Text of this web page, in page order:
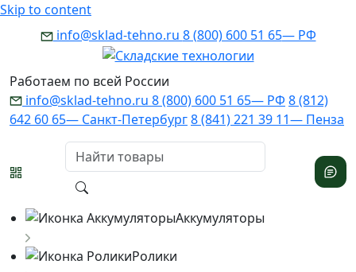
Skip to content
info@sklad-tehno.ru 8 (800) 600 51 65— РФ
Работаем по всей России
info@sklad-tehno.ru 8 (800) 600 51 65— РФ 8 (812)
642 60 65— Санкт-Петербург8 (841) 221 39 11— Пенза
Аккумуляторы
Ролики